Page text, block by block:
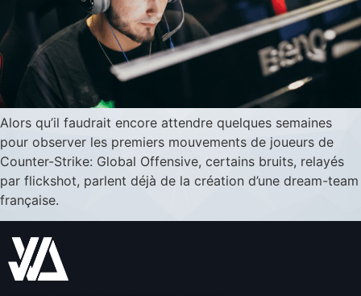
Alors qu’il faudrait encore attendre quelques semaines
pour observer les premiers mouvements de joueurs de
Counter-Strike: Global Offensive, certains bruits, relayés
par flickshot, parlent déjà de la création d’une dream-team
française.